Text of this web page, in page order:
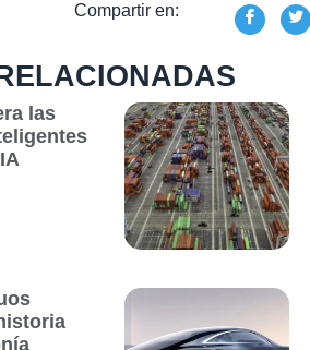
Compartir en:
las